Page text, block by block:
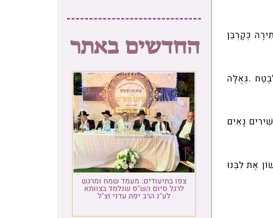
כְּקָרְבַּן
.גְּאֻלָּה
נָאִים
אֶת לִבֵּנוּ
צפו בתיעודים: מעמד שמח ומרגש
לרגל סיום הש"ס שנלמד בצוותא
לע"נ הרב יפת עדני זצ"ל